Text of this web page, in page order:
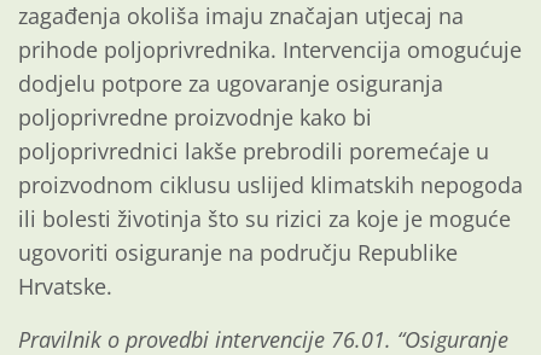
zagađenja okoliša imaju značajan utjecaj na
prihode poljoprivrednika. Intervencija omogućuje
dodjelu potpore za ugovaranje osiguranja
poljoprivredne proizvodnje kako bi
poljoprivrednici lakše prebrodili poremećaje u
proizvodnom ciklusu uslijed klimatskih nepogoda
ili bolesti životinja što su rizici za koje je moguće
ugovoriti osiguranje na području Republike
Hrvatske.
Pravilnik o provedbi intervencije 76.01. “Osiguranje